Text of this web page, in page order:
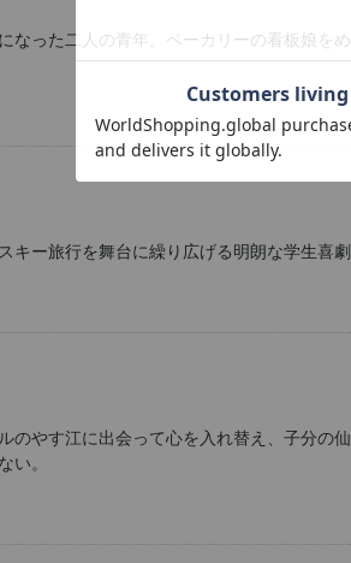
なった二人の青年。ベーカリーの看板娘を
ー旅行を舞台に繰り広げる明朗な学生喜劇
のやす江に出会って心を入れ替え、子分の
い。